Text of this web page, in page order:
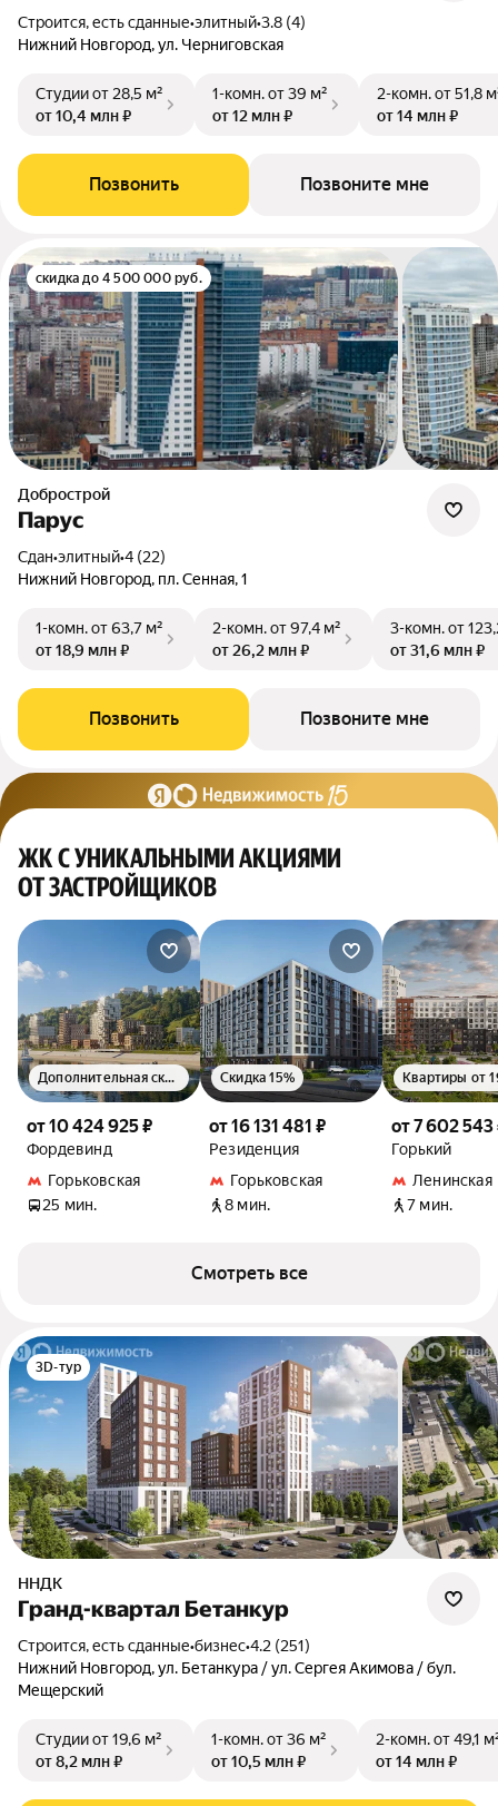
Строится, есть сданные•элитный•3.8 (4)
Нижний Новгород, ул. Черниговская
Студииот 28,5 м²
от 10,4 млн ₽
1-комн.от 39 м²
от 12 млн ₽
2-комн.от 51,8
от 14 млн ₽
Позвонить Позвоните мне
скидка до 4 500 000 руб.
Добрострой
Парус
Сдан•элитный•4 (22)
Нижний Новгород, пл. Сенная, 1
1-комн.от 63,7 м²
от 18,9 млн ₽
2-комн.от 97,4 м²
от 26,2 млн ₽
3-комн.от
от 31,6 млн ₽
Позвонить Позвоните мне
ЖК С УНИКАЛЬНЫМИ АКЦИЯМИ
ОТ ЗАСТРОЙЩИКОВ
от 10 424 925 ₽
Фордевинд
Горьковская
25 мин.
Дополнительная скидка 1.5%
от 16 131 481 ₽
Резиденция
Горьковская
8 мин.
Скидка 15%
от 7 602 543
Горький
Ленинская
7 мин.
Смотреть все
3D-тур
ННДК
Гранд-квартал Бетанкур
Строится, есть сданные•бизнес•4.2 (251)
Нижний Новгород, ул. Бетанкура / ул. Сергея Акимова / бул.
Мещерский
Студииот 19,6 м²
от 8,2 млн ₽
1-комн.от 36 м²
от 10,5 млн ₽
2-комн.от 49,1
от 14 млн ₽